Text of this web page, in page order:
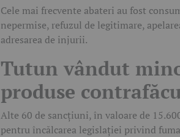
Cele mai frecvente abateri au fost
nepermise, refuzul de legitimare,
adresarea de injurii.
Tutun vândut
produse
Alte 60 de sancțiuni, în valoare de
pentru încălcarea legislației privind